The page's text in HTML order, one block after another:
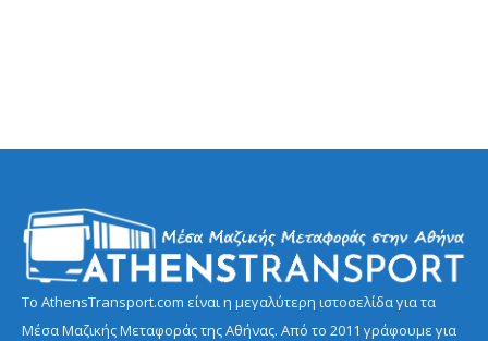
Το AthensTransport.com είναι η μεγαλύτερη ιστοσελίδα για τα
Μέσα Μαζικής Μεταφοράς της Αθήνας. Από το 2011 γράφουμε για